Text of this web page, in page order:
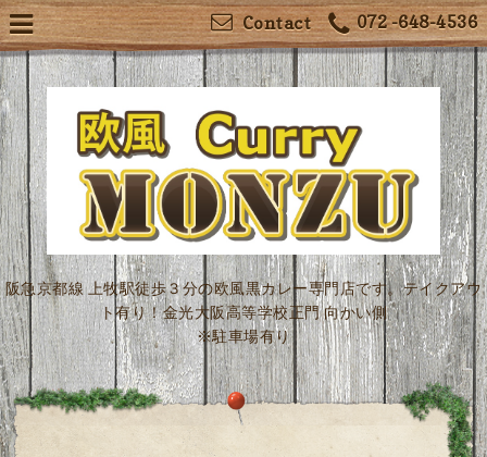
072 -648-4536
Contact
阪急京都線 上牧駅徒歩３分の欧風黒カレー専門店です。テイクアウ
ト有り！金光大阪高等学校正門 向かい側
※駐車場有り